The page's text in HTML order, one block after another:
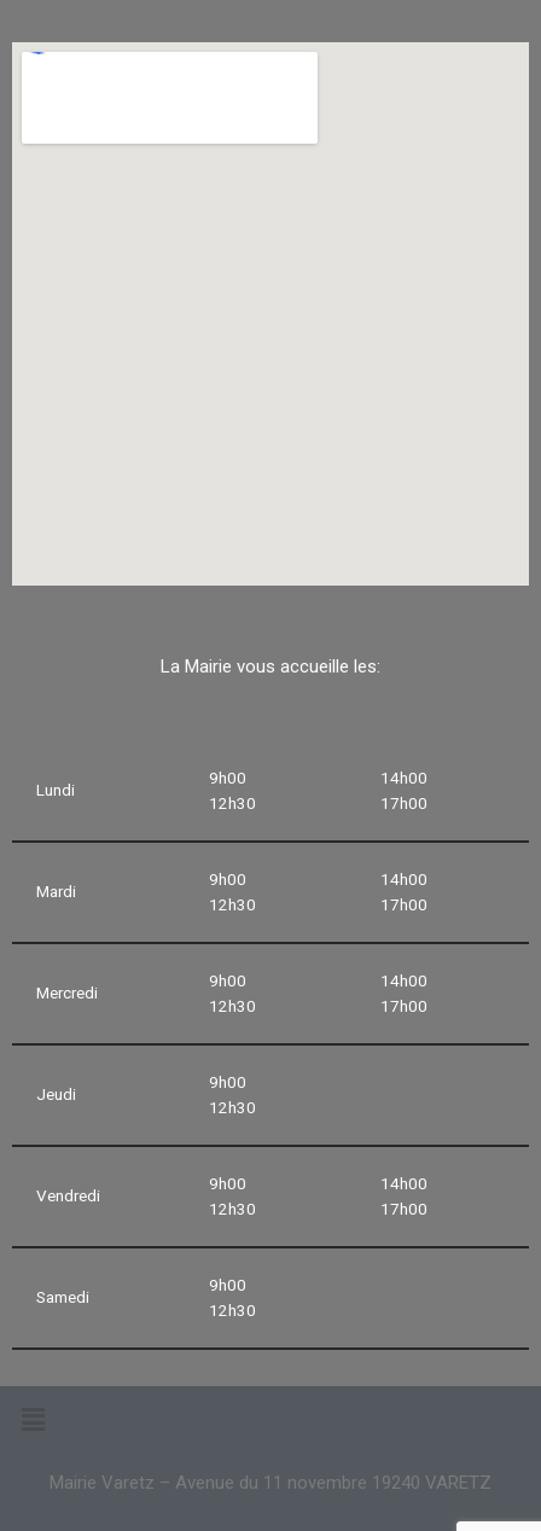
La Mairie vous accueille les:
Lundi
9h00
12h30
14h00
17h00
Mardi
9h00
12h30
14h00
17h00
Mercredi
9h00
12h30
14h00
17h00
Jeudi
9h00
12h30
Vendredi
9h00
12h30
14h00
17h00
Samedi
9h00
12h30
Mairie Varetz – Avenue du 11 novembre 19240 VARETZ